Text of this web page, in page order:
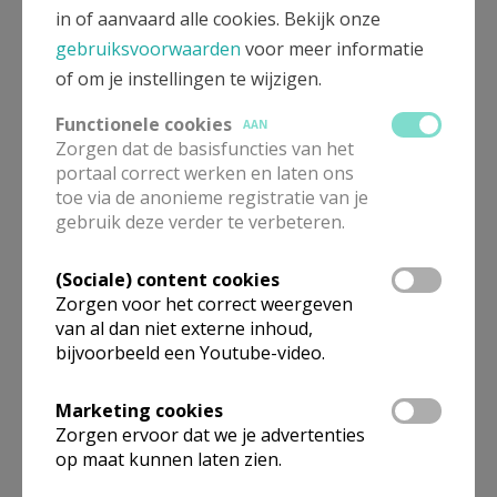
realiseren van een duurzame samenleving. Die
periode van 7 jaar is sterk symbolisch geladen. Het
verwijst naar het Bijbelse sabbatjaar, waar elke 7 jaar
van bevrijding voor de planeet en voor al wat erop
leeft.
#ik7mee
om de 7-sprong te wagen en om in te tekenen op zo’n
7 jaar durend veranderingsproces.
Om onze uitnodiging
digitale kracht bij te
zetten, lanceert
Ecokerk de hashtag
in of aanvaard alle cookies. Bekijk onze
gebruiksvoorwaarden voor meer informatie
of om je instellingen te wijzigen.
Functionele cookies
AAN
Zorgen dat de basisfuncties van het
portaal correct werken en laten ons
toe via de anonieme registratie van je
gebruik deze verder te verbeteren.
(Sociale) content cookies
Zorgen voor het correct weergeven
van al dan niet externe inhoud,
bijvoorbeeld een Youtube-video.
Marketing cookies
Zorgen ervoor dat we je advertenties
op maat kunnen laten zien.